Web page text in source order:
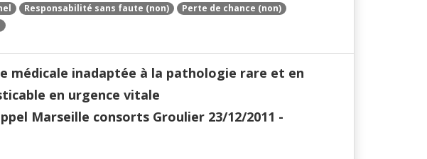
Responsabilité sans faute (non)
Perte de chance (non)
médicale inadaptée à la pathologie rare et en
en urgence vitale
Marseille consorts Groulier 23/12/2011 -